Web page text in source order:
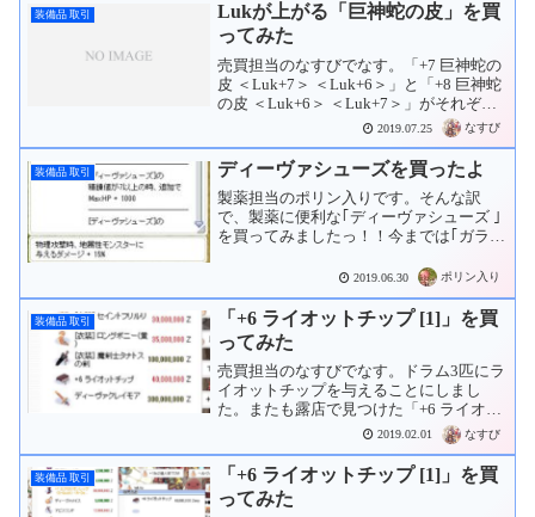
装備品 取引
Lukが上がる「巨神蛇の皮」を買
ってみた
売買担当のなすびでなす。「+7 巨神蛇の
皮 ＜Luk+7＞ ＜Luk+6＞」と「+8 巨神蛇
の皮 ＜Luk+6＞ ＜Luk+7＞」がそれぞれ
1Mzで売っていたので購入しました。今
まで使っていた「+5 巨神蛇の皮 ＜Luk+6
＞ ダブル」を渡...
2019.07.25 なすび
装備品 取引 ディーヴァシューズを買ったよ
製薬担当のポリン入りです。そんな訳
で、製薬に便利な｢ディーヴァシューズ ｣
を買ってみましたっ！！今までは｢ガラス
(Luk+ 2)を刺したのを履いていたのですが
2019.06.30 ポリン入り
装備品 取引
「+6 ライオットチップ [1]」を買
ってみた
売買担当のなすびでなす。ドラム3匹にラ
イオットチップを与えることにしまし
た。またも露店で見つけた「+6 ライオッ
トチップ 」を40Mzで購入。これで猫三
2019.02.01 なすび
装備品 取引
「+6 ライオットチップ [1]」を買
ってみた